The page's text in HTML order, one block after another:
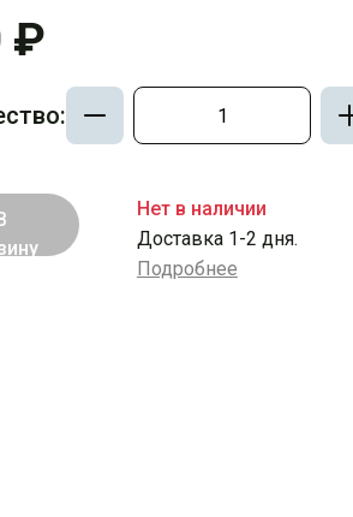
₽
Нет в наличии
Доставка 1-2 дня.
Подробнее